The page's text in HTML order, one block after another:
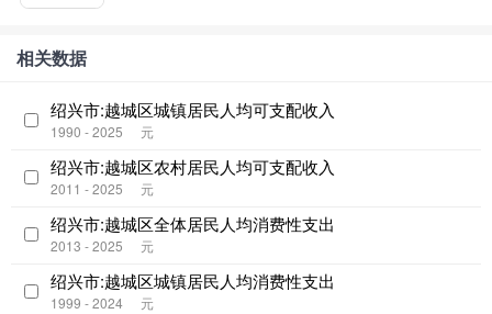
相关数据
绍兴市:越城区城镇居民人均可支配收入
1990 - 2025 元
绍兴市:越城区农村居民人均可支配收入
2011 - 2025 元
绍兴市:越城区全体居民人均消费性支出
2013 - 2025 元
绍兴市:越城区城镇居民人均消费性支出
1999 - 2024 元